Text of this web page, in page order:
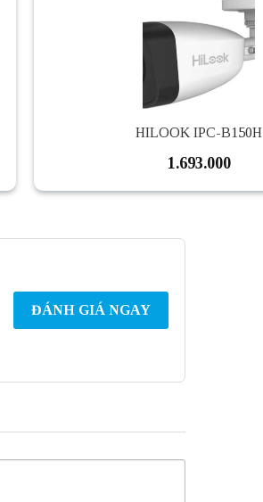
HILOOK IPC-B150H
1.693.000
ĐÁNH GIÁ NGAY